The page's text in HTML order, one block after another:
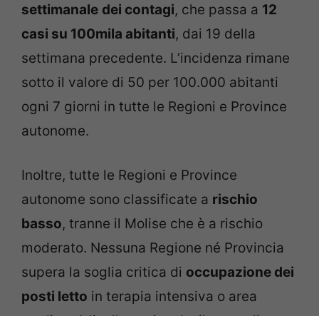
settimanale dei contagi, che passa a 12
casi su 100mila abitanti, dai 19 della
settimana precedente. L’incidenza rimane
sotto il valore di 50 per 100.000 abitanti
ogni 7 giorni in tutte le Regioni e Province
autonome.
Inoltre, tutte le Regioni e Province
autonome sono classificate a rischio
basso, tranne il Molise che è a rischio
moderato. Nessuna Regione né Provincia
supera la soglia critica di occupazione dei
posti letto in terapia intensiva o area